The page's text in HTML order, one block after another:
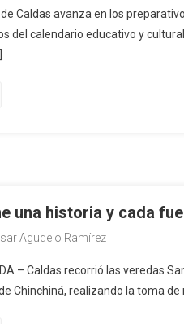
Caldas avanza en los
del calendario educativo y
una historia y cada
Agudelo Ramírez
– Caldas recorrió las veredas
Chinchiná, realizando la toma